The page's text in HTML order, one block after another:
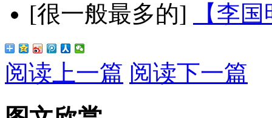
[很一般最多的]
【李
阅读上一篇 阅读下一篇